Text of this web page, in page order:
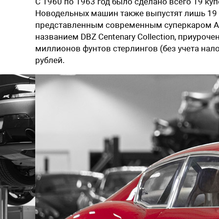
Новодельных машин также выпустят лишь 19
представленным современным суперкаром
названием DBZ Centenary Collection,
миллионов фунтов стерлингов (без учета
рублей.